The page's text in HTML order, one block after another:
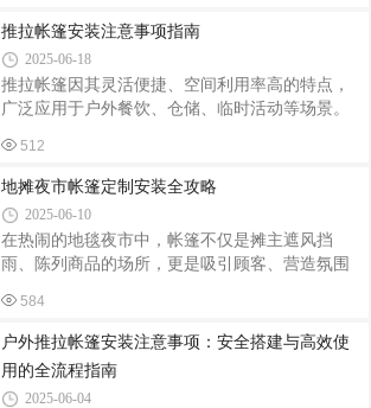
于斜坡屋顶，需确保篷体倾斜角度≥5°，
的常客。商场、超市举办户外促销时，推拉帐篷
能迅速搭建起一个展示和销售的空间。它不仅可
以为商品遮风挡雨、阻挡阳光直射，保护商品不
受损坏，还能通过醒目的外观设计和品牌标识展
示，吸引顾客的注意力。在夜市、集市等场所，
摊主们也热衷于使用推拉帐篷。它搭建快速，能
和顾客提供一个相对舒适、稳定的交易环境
推拉帐篷安装注意事项指南
2025-06-18
推拉帐篷因其灵活便捷、空间利用率高的特点，
广泛应用于户外餐饮、仓储、临时活动等场景。
短甚至安全隐患。以下从安装前准备、操作规
范、安全维护三方面梳理关键注意事项，助力用
户高效完成安装并保障长期使用。一、安装前准
备：场地与工具检查场地评估地面平整度：优先
选择硬化地面（如水泥、地砖），避免土质松软
或坑洼处，防止帐篷倾斜或支架下沉。若必须在
草地或沙地安装，需额外加固地钉或铺设承重
（如树木、电线），顶部距离建筑物至少1米，避
免
512
地摊夜市帐篷定制安装全攻略
2025-06-10
在热闹的地毯夜市中，帐篷不仅是摊主遮风挡
雨、陈列商品的场所，更是吸引顾客、营造氛围
营带来诸多便利。定制要点尺寸适配定制帐篷
前，摊主需精确测量摊位面积。考虑商品展示、
顾客活动空间及通道预留，确保帐篷尺寸恰到好
处。若经营地毯，要为地毯的铺开展示留足空
584
户外推拉帐篷安装注意事项：安全搭建与高效使
用的全流程指南
2025-06-04